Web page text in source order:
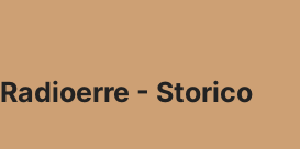
Radioerre - Storico